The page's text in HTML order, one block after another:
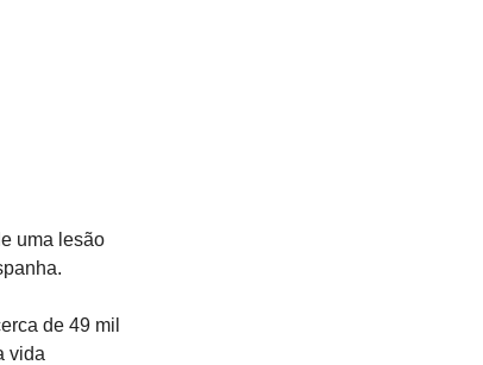
uma lesão
de 49 mil
vida